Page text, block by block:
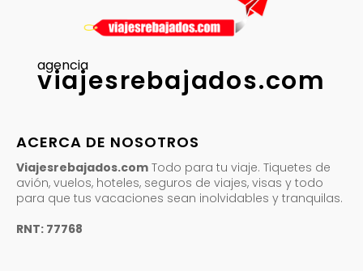
agencia
viajesrebajados.com
ACERCA DE NOSOTROS
Viajesrebajados.com Todo para tu viaje. Tiquetes de
avión, vuelos, hoteles, seguros de viajes, visas y todo
para que tus vacaciones sean inolvidables y tranquilas.
RNT: 77768